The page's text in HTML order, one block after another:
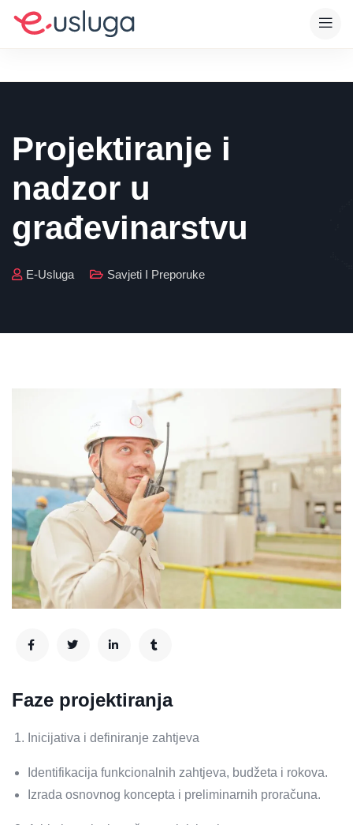
Projektiranje i
nadzor u
građevinarstvu
E-Usluga Savjeti I Preporuke
Faze projektiranja
Inicijativa i definiranje zahtjeva
Identifikacija funkcionalnih zahtjeva, budžeta i rokova.
Izrada osnovnog koncepta i preliminarnih proračuna.